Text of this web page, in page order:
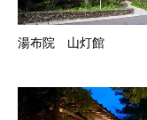
湯布院 山灯館